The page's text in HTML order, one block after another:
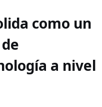
como un
a nivel